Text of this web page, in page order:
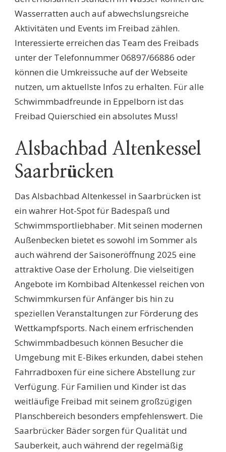
Wasserratten auch auf abwechslungsreiche
Aktivitäten und Events im Freibad zählen.
Interessierte erreichen das Team des Freibads
unter der Telefonnummer 06897/66886 oder
können die Umkreissuche auf der Webseite
nutzen, um aktuellste Infos zu erhalten. Für alle
Schwimmbadfreunde in Eppelborn ist das
Freibad Quierschied ein absolutes Muss!
Alsbachbad Altenkessel
Saarbrücken
Das Alsbachbad Altenkessel in Saarbrücken ist
ein wahrer Hot-Spot für Badespaß und
Schwimmsportliebhaber. Mit seinen modernen
Außenbecken bietet es sowohl im Sommer als
auch während der Saisoneröffnung 2025 eine
attraktive Oase der Erholung. Die vielseitigen
Angebote im Kombibad Altenkessel reichen von
Schwimmkursen für Anfänger bis hin zu
speziellen Veranstaltungen zur Förderung des
Wettkampfsports. Nach einem erfrischenden
Schwimmbadbesuch können Besucher die
Umgebung mit E-Bikes erkunden, dabei stehen
Fahrradboxen für eine sichere Abstellung zur
Verfügung. Für Familien und Kinder ist das
weitläufige Freibad mit seinem großzügigen
Planschbereich besonders empfehlenswert. Die
Saarbrücker Bäder sorgen für Qualität und
Sauberkeit, auch während der regelmäßig